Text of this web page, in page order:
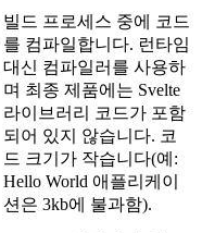
빌드 프로세스 중에 코드
를 컴파일합니다. 런타임
대신 컴파일러를 사용하
며 최종 제품에는 Svelte
라이브러리 코드가 포함
되어 있지 않습니다. 코
드 크기가 작습니다(예:
Hello World 애플리케이
션은 3kb에 불과함).